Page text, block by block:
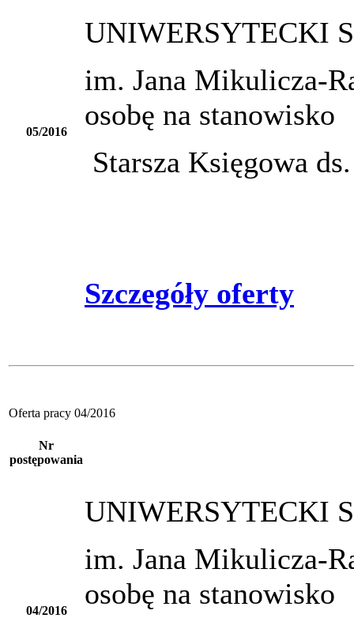
05/2016
UNIWERSYTECKI
im. Jana Mikulicza-
osobę na
Starsza Księgowa
Szczegóły oferty
Oferta pracy 04/2016
Nr
postępowania
04/2016
UNIWERSYTECKI
im. Jana Mikulicza-
osobę na